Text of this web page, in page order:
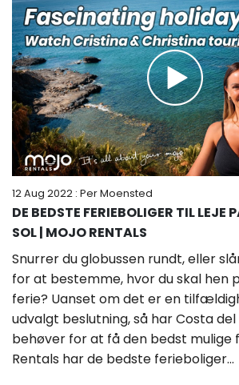
12 Aug 2022 : Per Moensted
DE BEDSTE FERIEBOLIGER TIL LEJE
SOL | MOJO RENTALS
Snurrer du globussen rundt, eller
for at bestemme, hvor du skal hen
ferie? Uanset om det er en
udvalgt beslutning, så har Costa
behøver for at få den bedst mulige
Rentals har de bedste ferieboliger...